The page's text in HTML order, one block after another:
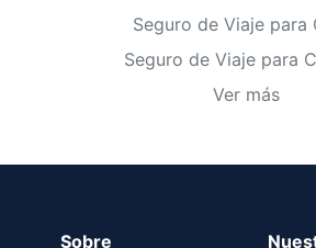
Seguro de Viaje para
Seguro de Viaje para
Ver más
Sobre